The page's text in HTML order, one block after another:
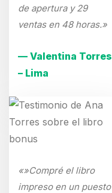
de apertura y 29
ventas en 48 horas.»
— Valentina Torres
– Lima
«»Compré el libro
impreso en un puesto